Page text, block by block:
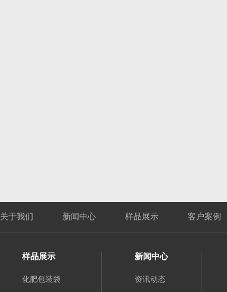
关于我们 新闻中心 样品展示 客户案例
样品展示
化肥包装袋
新闻中心
资讯动态